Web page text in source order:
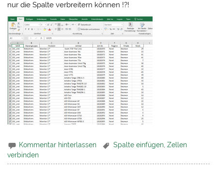
nur die Spalte verbreitern können !?!
Kommentar hinterlassen Spalte einfügen ,Zellen
verbinden